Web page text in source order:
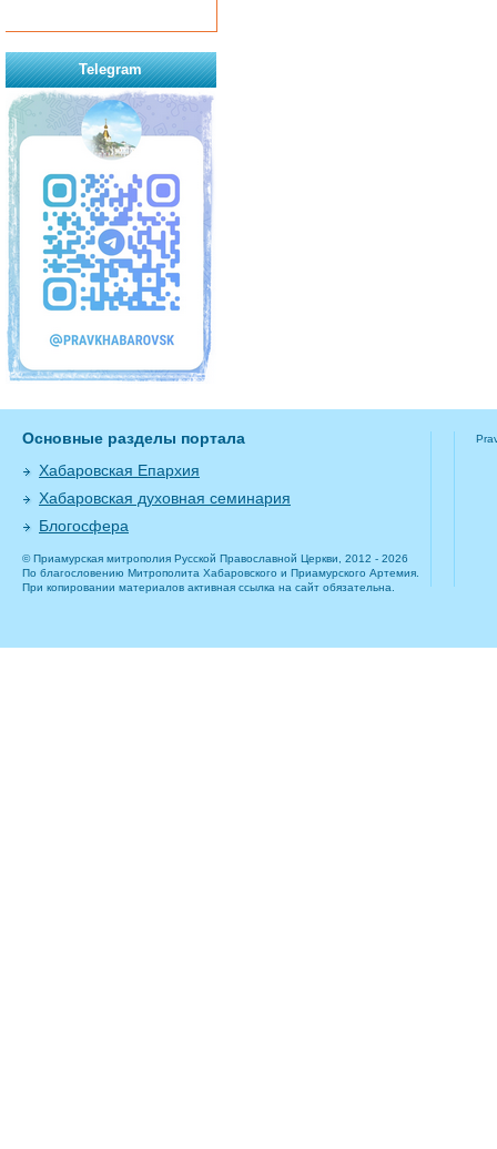
Telegram
Основные разделы портала
Хабаровская Епархия
Хабаровская духовная семинария
Блогосфера
© Приамурская митрополия Русской Православной Церкви, 2012 - 2026
По благословению Митрополита Хабаровского и Приамурского Артемия.
При копировании материалов активная ссылка на сайт обязательна.